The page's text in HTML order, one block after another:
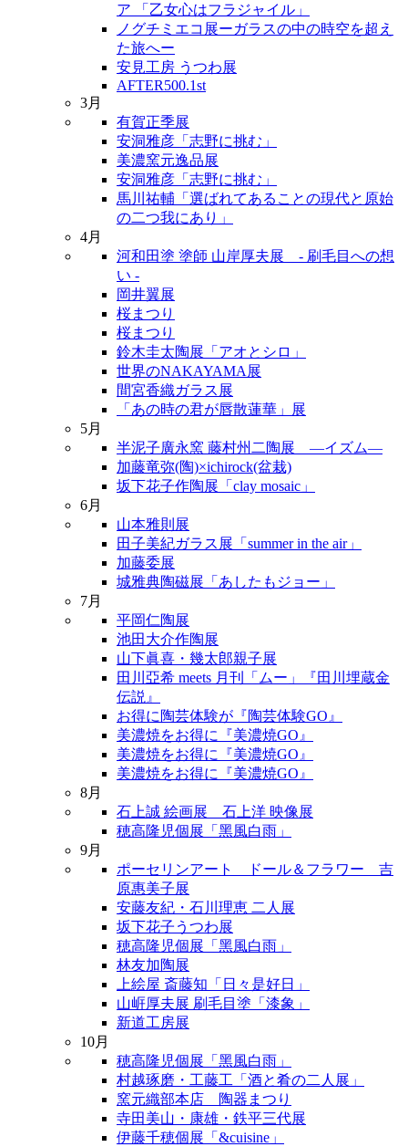
ア 「乙女心はフラジャイル」
ノグチミエコ展ーガラスの中の時空を超え
た旅へー
安見工房 うつわ展
AFTER500.1st
3月
有賀正季展
安洞雅彦「志野に挑む」
美濃窯元逸品展
安洞雅彦「志野に挑む」
馬川祐輔「選ばれてあることの現代と原始
の二つ我にあり」
4月
河和田塗 塗師 山岸厚夫展 - 刷毛目への想
い -
岡井翼展
桜まつり
桜まつり
鈴木圭太陶展「アオとシロ」
世界のNAKAYAMA展
間宮香織ガラス展
「あの時の君が唇散蓮華」展
5月
半泥子廣永窯 藤村州二陶展 ―イズム―
加藤竜弥(陶)×ichirock(盆栽)
坂下花子作陶展「clay mosaic」
6月
山本雅則展
田子美紀ガラス展「summer in the air」
加藤委展
城雅典陶磁展「あしたもジョー」
7月
平岡仁陶展
池田大介作陶展
山下眞喜・幾太郎親子展
田川亞希 meets 月刊「ムー」『田川埋蔵金
伝説』
お得に陶芸体験が『陶芸体験GO』
美濃焼をお得に『美濃焼GO』
美濃焼をお得に『美濃焼GO』
美濃焼をお得に『美濃焼GO』
8月
石上誠 絵画展 石上洋 映像展
穂高隆児個展「黑風白雨」
9月
ポーセリンアート ドール＆フラワー 吉
原惠美子展
安藤友紀・石川理恵 二人展
坂下花子うつわ展
穂高隆児個展「黑風白雨」
林友加陶展
上絵屋 斎藤知「日々是好日」
山㟁厚夫展 刷毛目塗「漆象」
新道工房展
10月
穂高隆児個展「黑風白雨」
村越琢磨・工藤工「酒と肴の二人展」
窯元織部本店 陶器まつり
寺田美山・康雄・鉄平三代展
伊藤千穂個展「&cuisine」